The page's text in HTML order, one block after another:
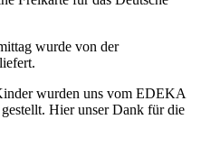
wurde von der
wurden uns vom EDEKA
Hier unser Dank für die